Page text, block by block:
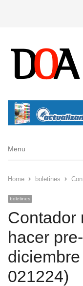
Menu
Menu
Home boletines
boletines
Contador
hacer
021224)